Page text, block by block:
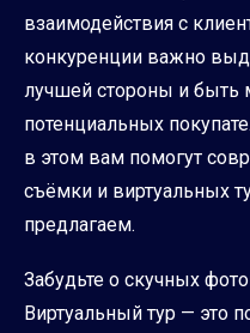
взаимодействия с
конкуренции важно
лучшей стороны и быть
потенциальных
в этом вам помогут
съёмки и виртуальных
предлагаем.
Забудьте о скучных
Виртуальный тур — это